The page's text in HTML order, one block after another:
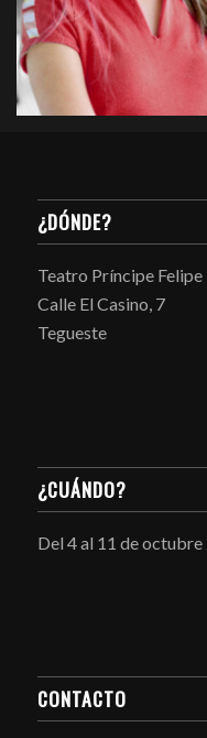
¿DÓNDE?
Teatro Príncipe Felipe
Calle El Casino, 7
Tegueste
¿CUÁNDO?
Del 4 al 11 de octubre
CONTACTO